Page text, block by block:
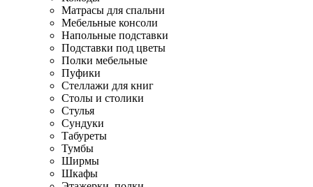
Матрасы для спальни
Мебельные консоли
Напольные подставки
Подставки под цветы
Полки мебельные
Пуфики
Стеллажи для книг
Столы и столики
Стулья
Сундуки
Табуреты
Тумбы
Ширмы
Шкафы